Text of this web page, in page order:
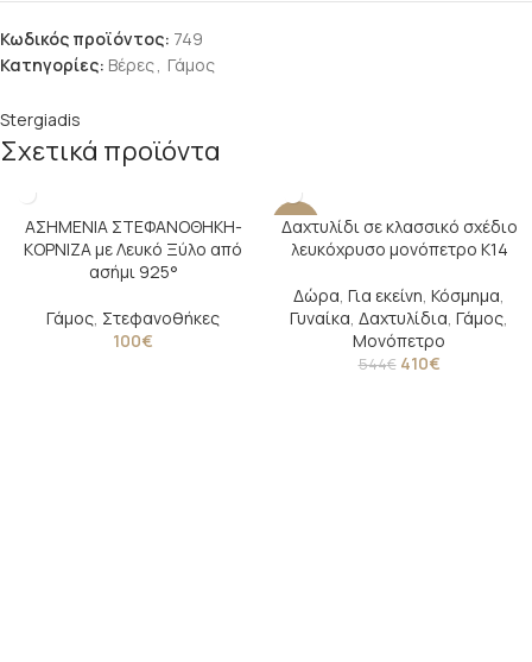
Κωδικός προϊόντος: 749
Κατηγορίες: Βέρες, Γάμος
Stergiadis
Σχετικά προϊόντα
AΣΗΜΕΝΙΑ ΣΤΕΦΑΝΟΘΗΚΗ-
ΚΟΡΝΙΖΑ με Λευκό Ξύλο από
ασήμι 925°
Γάμος, Στεφανοθήκες
100€
-25%
Δαχτυλίδι σε κλασσικό σχέδιο
λευκόχρυσο μονόπετρο Κ14
Δώρα, Για εκείνη, Κόσμημα,
Γυναίκα, Δαχτυλίδια, Γάμος,
Μονόπετρο
544€ 410€